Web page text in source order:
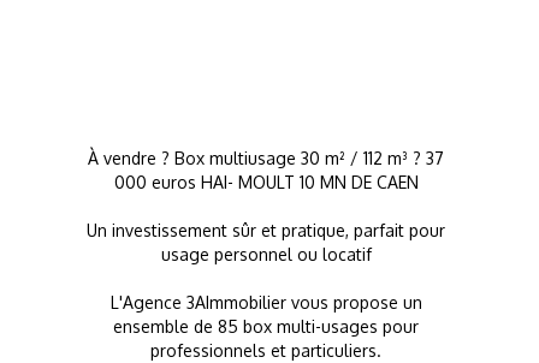
À vendre ? Box multiusage 30 m² / 112 m³ ? 37
000 euros HAI- MOULT 10 MN DE CAEN
Un investissement sûr et pratique, parfait pour
usage personnel ou locatif
L'Agence 3AImmobilier vous propose un
ensemble de 85 box multi-usages pour
professionnels et particuliers.